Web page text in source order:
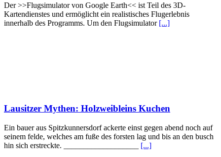
Der >>Flugsimulator von Google Earth<< ist Teil des 3D-
Kartendienstes und ermöglicht ein realistisches Flugerlebnis
innerhalb des Programms. Um den Flugsimulator [...]
Lausitzer Mythen: Holzweibleins Kuchen
Ein bauer aus Spitzkunnersdorf ackerte einst gegen abend noch auf
seinem felde, welches am fuße des forsten lag und bis an den busch
hin sich erstreckte. ___________________ [...]